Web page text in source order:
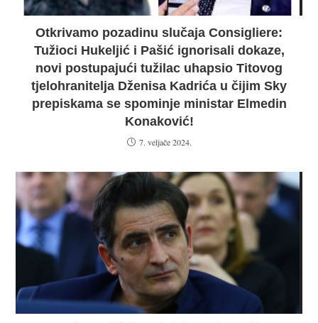
Otkrivamo pozadinu slučaja Consigliere:
Tužioci Hukeljić i Pašić ignorisali dokaze,
novi postupajući tužilac uhapsio Titovog
tjelohranitelja Dženisa Kadrića u čijim Sky
prepiskama se spominje ministar Elmedin
Konaković!
7. veljače 2024.